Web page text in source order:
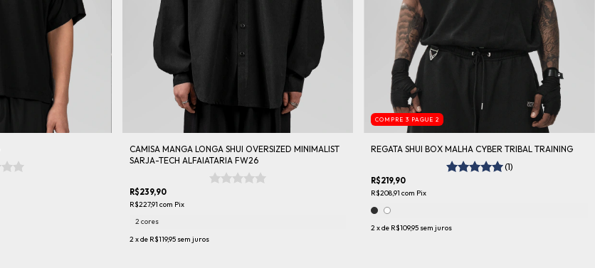
CAMISA MANGA LONGA SHUI OVERSIZED MINIMALIST
SARJA-TECH ALFAIATARIA FW26
R$239,90
R$227,91 com Pix
2 cores
2x de R$119,95 sem juros
COMPRE 3 PAGUE 2
REGATA SHUI BOX MALHA CYBER TRIBAL TRAINING
(1)
R$219,90
R$208,91com Pix
2x de R$109,95 sem juros